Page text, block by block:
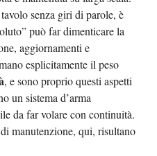
senza giri di parole, è
può far dimenticare la
aggiornamenti e
esplicitamente il peso
, e sono proprio questi aspetti
un sistema d’arma
da far volare con continuità.
manutenzione, qui, risultano